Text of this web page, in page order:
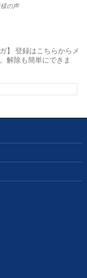
の声
】 登録はこちらからメ
解除も簡単にできま